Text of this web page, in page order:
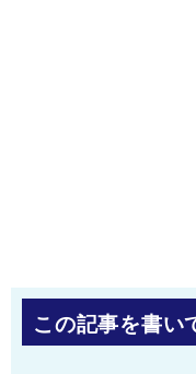
この記事を書い